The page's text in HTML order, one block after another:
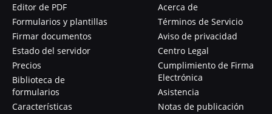
Editor de PDF
Formularios y plantillas
Firmar documentos
Estado del servidor
Precios
Biblioteca de
formularios
Características
Acerca de
Términos de Servicio
Aviso de privacidad
Centro Legal
Cumplimiento de Firma
Electrónica
Asistencia
Notas de publicación